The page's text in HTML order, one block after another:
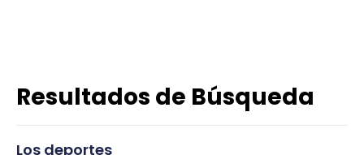
Resultados de Búsqueda
Los deportes